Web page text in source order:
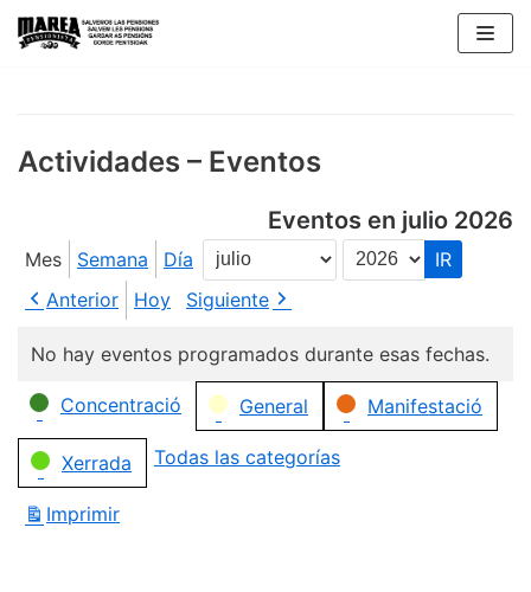
Saltar
Actividades – Eventos
Eventos en julio 2026
Mes Semana Día
Mes
Año
Anterior
Hoy Siguiente
No hay eventos programados durante esas fechas.
Categorías
Concentració General Manifestació
Xerrada Todas las categorías
Imprimir